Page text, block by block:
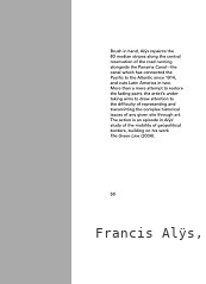
Francis Alÿs,